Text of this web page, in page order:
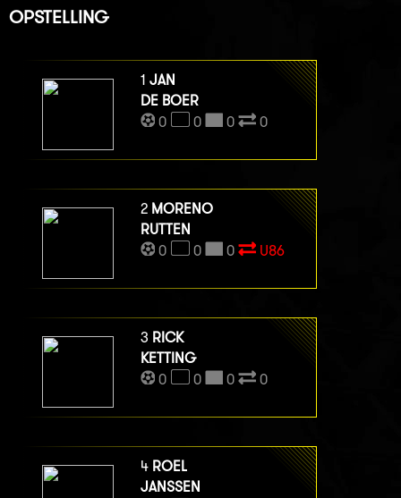
OPSTELLING
1 JAN
DE BOER
0
0 0 0
2 MORENO
RUTTEN
0
0 0 U86
3 RICK
KETTING
0
0 0 0
4 ROEL
JANSSEN